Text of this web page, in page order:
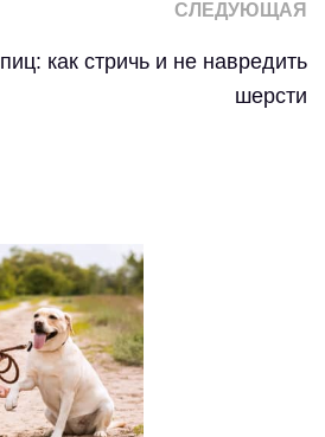
СЛЕДУЮЩАЯ
как стричь и не навредить
шерсти